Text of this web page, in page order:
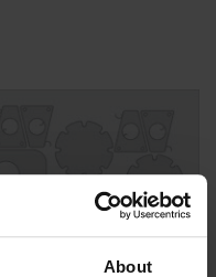
About